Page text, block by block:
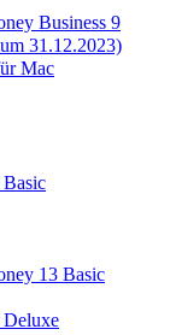
Business 9
31.12.2023)
Mac
13 Basic